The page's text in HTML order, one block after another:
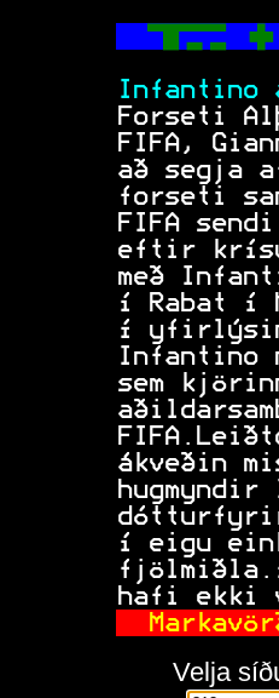

Forseti
FIFA,
að
forseti
FIFA
eftir
með
í
Í
sem
ákveðin
í eigu
hafi
Velja